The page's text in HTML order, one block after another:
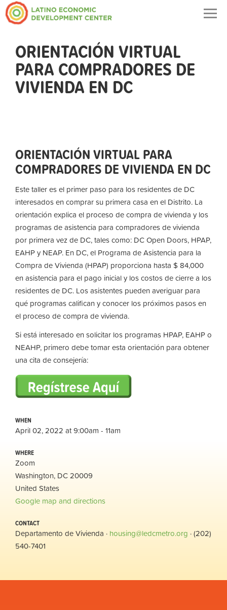
ORIENTACIÓN VIRTUAL
PARA COMPRADORES DE
VIVIENDA EN DC
ORIENTACIÓN VIRTUAL PARA
COMPRADORES DE VIVIENDA EN DC
Este taller es el primer paso para los residentes de DC
interesados ​​en comprar su primera casa en el Distrito. La
orientación explica el proceso de compra de vivienda y los
programas de asistencia para compradores de vivienda
por primera vez de DC, tales como: DC Open Doors, HPAP,
EAHP y NEAP. En DC, el Programa de Asistencia para la
Compra de Vivienda (HPAP) proporciona hasta $ 84,000
en asistencia para el pago inicial y los costos de cierre a los
residentes de DC. Los asistentes pueden averiguar para
qué programas califican y conocer los próximos pasos en
el proceso de compra de vivienda.
Si está interesado en solicitar los programas HPAP, EAHP o
NEAHP, primero debe tomar esta orientación para obtener
una cita de consejería:
WHEN
April 02, 2022 at 9:00am - 11am
WHERE
Zoom
Washington, DC 20009
United States
Google map and directions
CONTACT
Departamento de Vivienda · housing@ledcmetro.org · (202)
540-7401